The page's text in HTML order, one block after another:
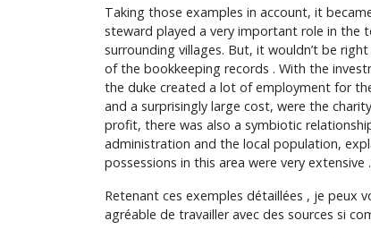
Taking those examples in account, it
steward played a very important role in the
surrounding villages. But, it wouldn’t be
of the bookkeeping records . With the
the duke created a lot of employment for
and a surprisingly large cost, were the
profit, there was also a symbiotic
administration and the local population,
possessions in this area were very extensive .
Retenant ces exemples détaillées , je peux
agréable de travailler avec des sources si